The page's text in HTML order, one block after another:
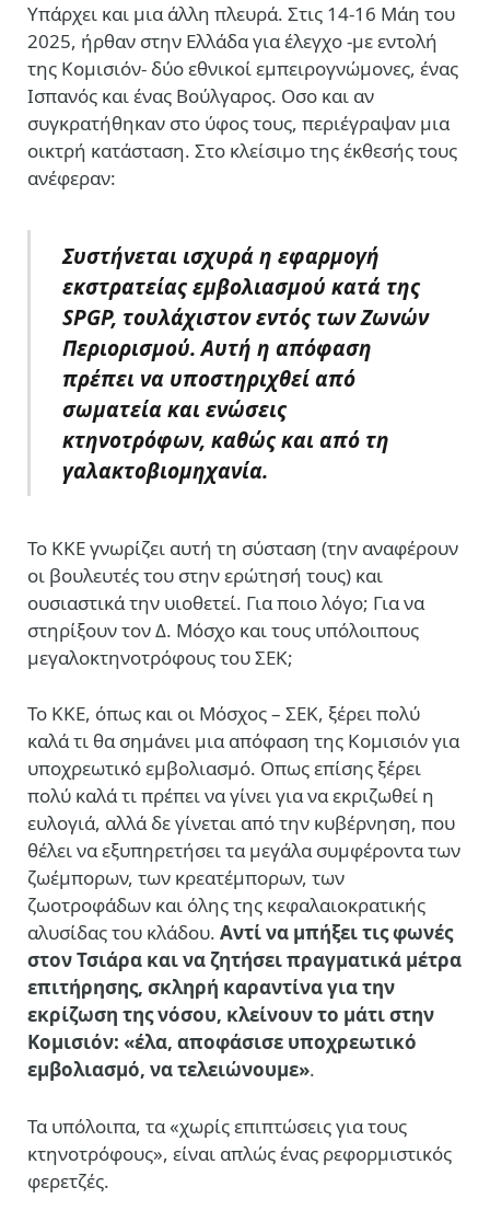
Υπάρχει και μια άλλη πλευρά. Στις 14-16 Μάη του
2025, ήρθαν στην Ελλάδα για έλεγχο -με εντολή
της Κομισιόν- δύο εθνικοί εμπειρογνώμονες, ένας
Ισπανός και ένας Βούλγαρος. Οσο και αν
συγκρατήθηκαν στο ύφος τους, περιέγραψαν μια
οικτρή κατάσταση. Στο κλείσιμο της έκθεσής τους
ανέφεραν:
Συστήνεται ισχυρά η εφαρμογή
εκστρατείας εμβολιασμού κατά της
SPGP, τουλάχιστον εντός των Ζωνών
Περιορισμού. Αυτή η απόφαση
πρέπει να υποστηριχθεί από
σωματεία και ενώσεις
κτηνοτρόφων, καθώς και από τη
γαλακτοβιομηχανία.
Το ΚΚΕ γνωρίζει αυτή τη σύσταση (την αναφέρουν
οι βουλευτές του στην ερώτησή τους) και
ουσιαστικά την υιοθετεί. Για ποιο λόγο; Για να
στηρίξουν τον Δ. Μόσχο και τους υπόλοιπους
μεγαλοκτηνοτρόφους του ΣΕΚ;
Το ΚΚΕ, όπως και οι Μόσχος – ΣΕΚ, ξέρει πολύ
καλά τι θα σημάνει μια απόφαση της Κομισιόν για
υποχρεωτικό εμβολιασμό. Οπως επίσης ξέρει
πολύ καλά τι πρέπει να γίνει για να εκριζωθεί η
ευλογιά, αλλά δε γίνεται από την κυβέρνηση, που
θέλει να εξυπηρετήσει τα μεγάλα συμφέροντα των
ζωέμπορων, των κρεατέμπορων, των
ζωοτροφάδων και όλης της κεφαλαιοκρατικής
αλυσίδας του κλάδου. Αντί να μπήξει τις φωνές
στον Τσιάρα και να ζητήσει πραγματικά μέτρα
επιτήρησης, σκληρή καραντίνα για την
εκρίζωση της νόσου, κλείνουν το μάτι στην
Κομισιόν: «έλα, αποφάσισε υποχρεωτικό
εμβολιασμό, να τελειώνουμε».
Τα υπόλοιπα, τα «χωρίς επιπτώσεις για τους
κτηνοτρόφους», είναι απλώς ένας ρεφορμιστικός
φερετζές.